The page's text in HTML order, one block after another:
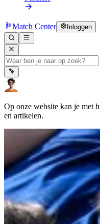
Match Center Inloggen
Op onze website kan je met
en artikelen.